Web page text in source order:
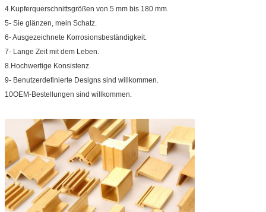
4.Kupferquerschnittsgrößen von 5 mm bis 180 mm.
5- Sie glänzen, mein Schatz.
6- Ausgezeichnete Korrosionsbeständigkeit.
7- Lange Zeit mit dem Leben.
8.Hochwertige Konsistenz.
9- Benutzerdefinierte Designs sind willkommen.
10OEM-Bestellungen sind willkommen.